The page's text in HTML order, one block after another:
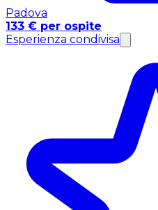
Padova
133 € per ospite
Esperienza condivisa